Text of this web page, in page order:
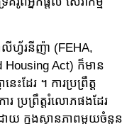
លីហ្វ័រនីញ៉ា (FEHA,
Housing Act) ក៏មាន
េះដែរ ។ ការប្រព្រឹត្ត
ប្រព្រឹត្តរំលោភផងដែរ
ោយ ក្នុងស្ថានភាពមួយចំនួន